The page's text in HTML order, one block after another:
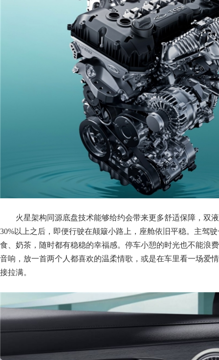
火星架构同源底盘技术能够给约会带来更多舒适保障，双
30%以上之后，即便行驶在颠簸小路上，座舱依旧平稳。主驾
食、奶茶，随时都有稳稳的幸福感。停车小憩的时光也不能浪
音响，放一首两个人都喜欢的温柔情歌，或是在车里看一场爱
接拉满。